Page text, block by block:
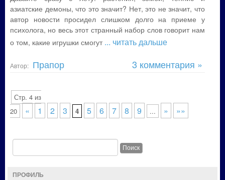
азиатские демоны, что это значит? Нет, это не значит, что
автор новости просидел слишком долго на приеме у
психолога, но весь этот странный набор слов говорит нам
о том, какие игрушки смогут ... читать дальше
Автор: Прапор 3 комментария »
Стр. 4 из
20
« 1 2 3 4 5 6 7 8 9 ... » »»
ПРОФИЛЬ